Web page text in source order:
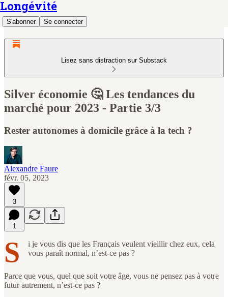
Longévité
S'abonner Se connecter
Lisez sans distraction sur Substack
Silver économie 🤔 Les tendances du
marché pour 2023 - Partie 3/3
Rester autonomes à domicile grâce à la tech ?
Alexandre Faure
févr. 05, 2023
3
1
S
i je vous dis que les Français veulent vieillir chez eux, cela
vous paraît normal, n’est-ce pas ?
Parce que vous, quel que soit votre âge, vous ne pensez pas à votre
futur autrement, n’est-ce pas ?